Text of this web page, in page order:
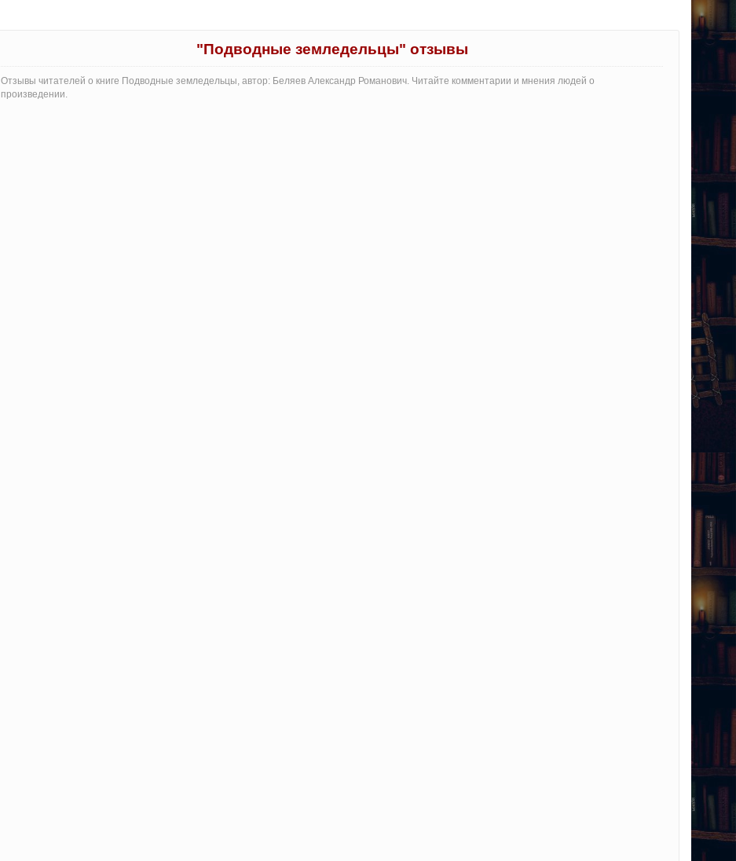
"Подводные земледельцы" отзывы
Отзывы читателей о книге Подводные земледельцы, автор: Беляев Александр Романович. Читайте комментарии и мнения людей о
произведении.